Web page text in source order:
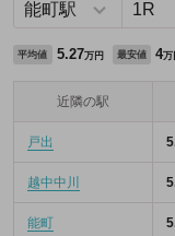
平均値 5.27万円 最安値 4万
近隣の駅
戸出
越中中川
能町